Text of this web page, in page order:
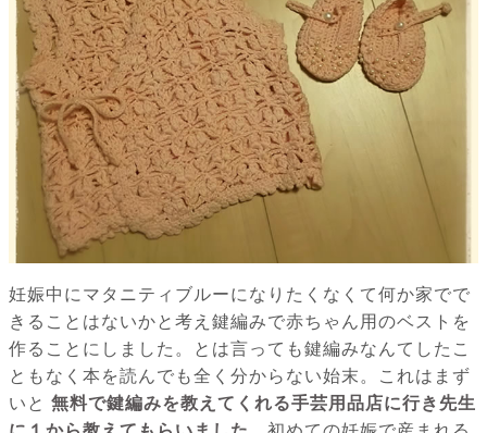
妊娠中にマタニティブルーになりたくなくて何か家でで
きることはないかと考え鍵編みで赤ちゃん用のベストを
作ることにしました。とは言っても鍵編みなんてしたこ
ともなく本を読んでも全く分からない始末。これはまず
いと 無料で鍵編みを教えてくれる手芸用品店に行き先生